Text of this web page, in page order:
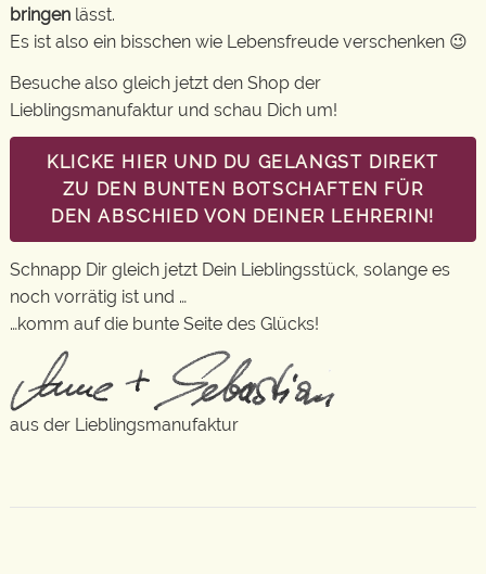
bringen lässt.
Es ist also ein bisschen wie Lebensfreude verschenken 😉
Besuche also gleich jetzt den Shop der
Lieblingsmanufaktur und schau Dich um!
KLICKE HIER UND DU GELANGST DIREKT
ZU DEN BUNTEN BOTSCHAFTEN FÜR
DEN ABSCHIED VON DEINER LEHRERIN!
Schnapp Dir gleich jetzt Dein Lieblingsstück, solange es
noch vorrätig ist und …
…komm auf die bunte Seite des Glücks!
aus der Lieblingsmanufaktur